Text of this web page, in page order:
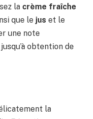
la crème fraîche
que le jus et le
une note
obtention de
la